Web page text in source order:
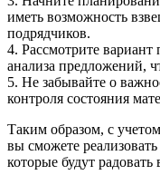
иметь возможность
подрядчиков.
4. Рассмотрите вариант
анализа предложений,
5. Не забывайте о
контроля состояния
Таким образом, с
вы сможете
которые будут